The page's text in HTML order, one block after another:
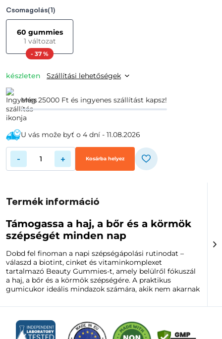
Csomagolás(1)
60 gummies
1 változat
- 37 %
készleten Szállítási lehetőségek
Még 25000 Ft és ingyenes szállítást kapsz!
U vás može byť o 4 dní - 11.08.2026
- + Kosárba helyez
Termék információ
Támogassa a haj, a bőr és a körmök
szépségét minden nap
Dobd fel finoman a napi szépségápolási rutinodat –
válaszd a biotint, cinket és vitaminkomplexet
tartalmazó Beauty Gummies-t, amely belülről fókuszál
a haj, a bőr és a körmök szépségére. A praktikus
gumicukor ideális mindazok számára, akik nem akarnak
szeretnék kombinálni.
A formula nagy dózisú biotint, cinket, C-vitamint, E-
vitamint, B-vitaminokat, A- és D2-vitamint, jódot, kolint